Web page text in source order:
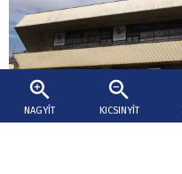
NAGYÍT KICSINYÍT